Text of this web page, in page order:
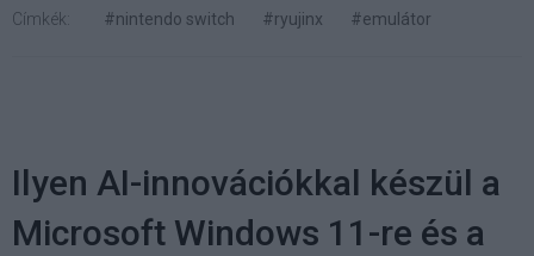
Címkék: #nintendo switch #ryujinx #emulátor
Ilyen AI-innovációkkal készül a
Microsoft Windows 11-re és a